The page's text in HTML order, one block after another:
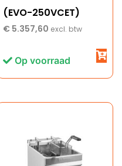
(EVO-250VCET)
€ 5.357,60 excl. btw
Op voorraad